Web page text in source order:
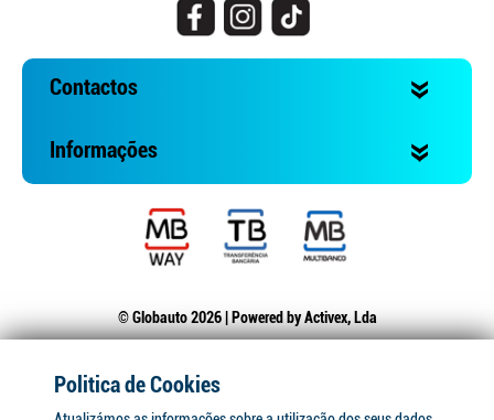
Contactos
Informações
© Globauto 2026 | Powered byActivex, Lda
Politica de Cookies